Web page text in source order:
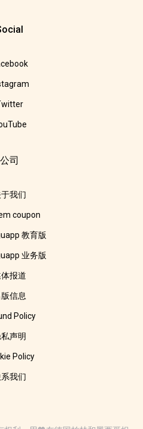
公司
我们
coupon
教育版
业务版
报道
信息
Policy
私声明
Policy
我们